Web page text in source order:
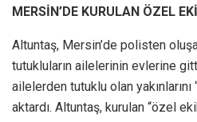
MERSİN’DE KURULAN ÖZEL
Altuntaş, Mersin’de polisten
tutukluların ailelerinin evlerine
ailelerden tutuklu olan
aktardı. Altuntaş, kurulan “özel